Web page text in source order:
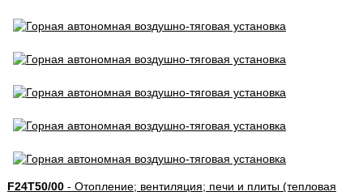
F24T50/00- Отопление; вентиляция; печи и плиты (тепловая